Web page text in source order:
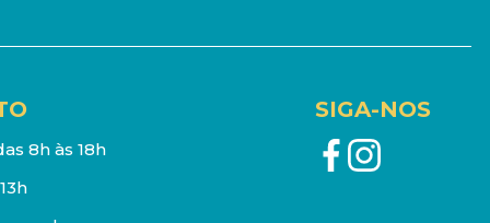
8h às 18h
SIGA-NOS